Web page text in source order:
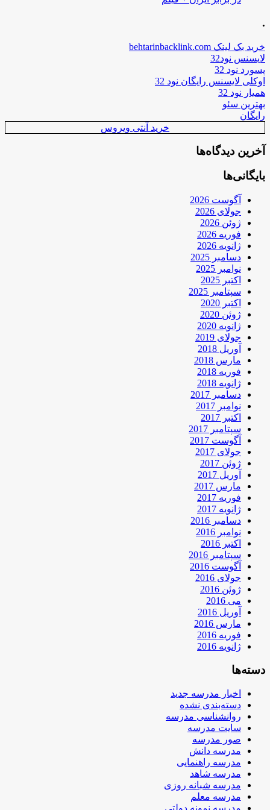
.
خرید بک لینک behtarinbacklink.com
لایسنس نود32
پسورد نود 32
اوکلی لایسنس رایگان نود 32
همیار نود 32
بهترین سئو
رایگان
خرید آنتی ویروس
آخرین دیدگاه‌ها
بایگانی‌ها
آگوست 2026
جولای 2026
ژوئن 2026
فوریه 2026
ژانویه 2026
دسامبر 2025
نوامبر 2025
اکتبر 2025
سپتامبر 2025
اکتبر 2020
ژوئن 2020
ژانویه 2020
جولای 2019
آوریل 2018
مارس 2018
فوریه 2018
ژانویه 2018
دسامبر 2017
نوامبر 2017
اکتبر 2017
سپتامبر 2017
آگوست 2017
جولای 2017
ژوئن 2017
آوریل 2017
مارس 2017
فوریه 2017
ژانویه 2017
دسامبر 2016
نوامبر 2016
اکتبر 2016
سپتامبر 2016
آگوست 2016
جولای 2016
ژوئن 2016
می 2016
آوریل 2016
مارس 2016
فوریه 2016
ژانویه 2016
دسته‌ها
اخبار مدرسه جدید
دسته‌بندی نشده
روانشناسی مدرسه
سایت مدرسه
صور مدرسه
مدرسه دانش
مدرسه راهنمایی
مدرسه شاهد
مدرسه شبانه روزی
مدرسه معلم